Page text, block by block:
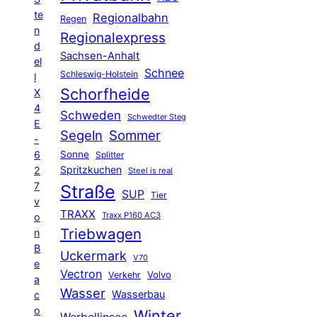
te
n
d
el
l
X
4
E
-
6
2
7
v
o
n
B
e
a
c
o
Regen Regionalbahn
Regionalexpress
Sachsen-Anhalt
Schleswig-Holstein Schnee
Schorfheide
Schweden Schwedter Steg
Segeln Sommer
Sonne Splitter
Spritzkuchen Steel is real
Straße SUP Tier
TRAXX Traxx P160 AC3
Triebwagen
Uckermark V70
Vectron Verkehr Volvo
Wasser Wasserbau